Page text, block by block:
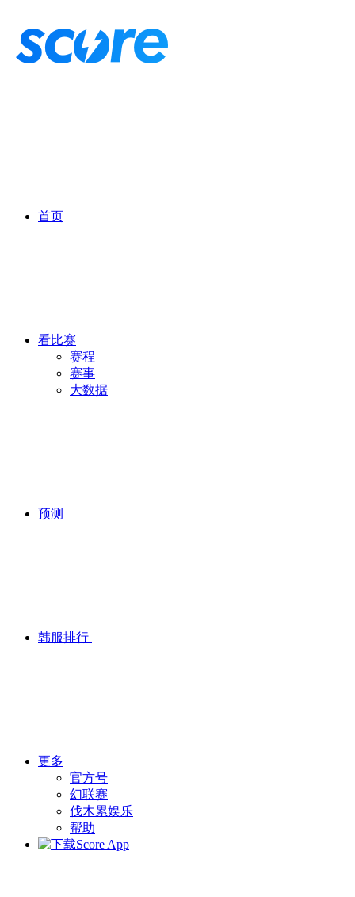
首页
看比赛
赛程
赛事
大数据
预测
韩服排行
更多
官方号
幻联赛
伐木累娱乐
帮助